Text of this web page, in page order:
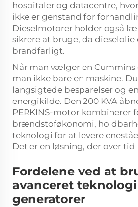
hospitaler og datacentre,
ikke er genstand for
Dieselmotorer holder også
sikrere at bruge, da dieselolie
brandfarligt.
Når man vælger en Cummins
man ikke bare en maskine.
langsigtede besparelser og
energikilde. Den 200 KVA
PERKINS-motor kombinerer
brændstoføkonomi,
teknologi for at levere
Det er en løsning, der over tid
Fordelene ved at
avanceret
generatorer